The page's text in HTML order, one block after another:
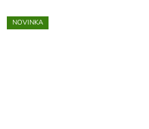
NOVINKA